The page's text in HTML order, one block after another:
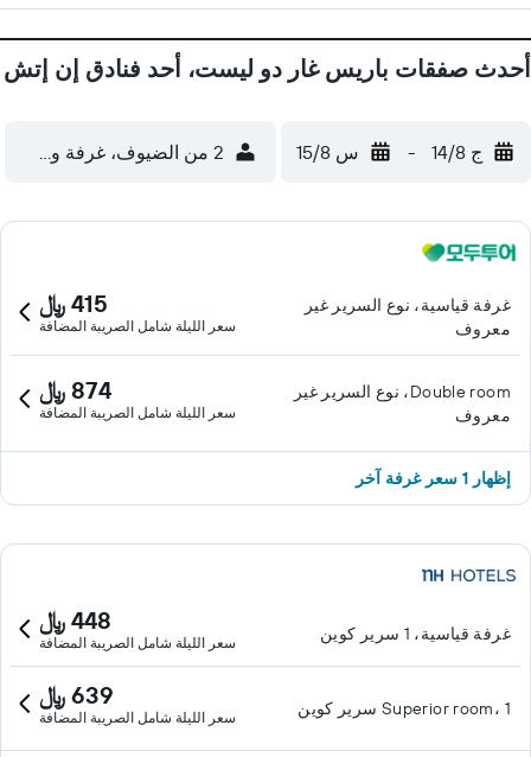
أحدث صفقات باريس غار دو ليست، أحد فنادق إن إتش
ج 14/8 - س 15/8 2 من الضيوف، غرفة واحدة
غرفة قياسية، نوع السرير غير
معروف
415 ﷼
سعر الليلة شامل الصريبة المضافة
Double room، نوع السرير غير
معروف
874 ﷼
سعر الليلة شامل الصريبة المضافة
إظهار 1 سعر غرفة آخر
غرفة قياسية، 1 سرير كوين 448 ﷼
سعر الليلة شامل الصريبة المضافة
Superior room، 1 سرير كوين 639 ﷼
سعر الليلة شامل الصريبة المضافة